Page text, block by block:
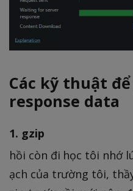
Các kỹ thuật
response data
1. gzip
hồi còn đi học tôi nhớ
ạch của trường tôi,